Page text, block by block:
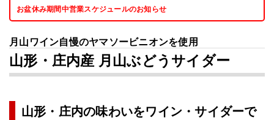
お盆休み期間中営業スケジュールのお知らせ
月山ワイン自慢のヤマソービニオンを使用
山形・庄内産 月山ぶどうサイダー
山形・庄内の味わいをワイン・サイダーで